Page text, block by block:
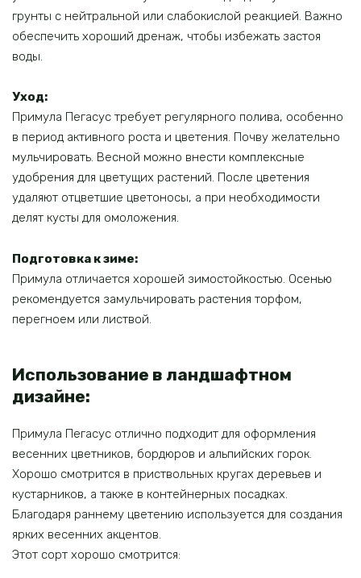
грунты с нейтральной или слабокислой реакцией. Важно
обеспечить хороший дренаж, чтобы избежать застоя
воды.
Уход:
Примула Пегасус требует регулярного полива, особенно
в период активного роста и цветения. Почву желательно
мульчировать. Весной можно внести комплексные
удобрения для цветущих растений. После цветения
удаляют отцветшие цветоносы, а при необходимости
делят кусты для омоложения.
Подготовка к зиме:
Примула отличается хорошей зимостойкостью. Осенью
рекомендуется замульчировать растения торфом,
перегноем или листвой.
Использование в ландшафтном
дизайне:
Примула Пегасус отлично подходит для оформления
весенних цветников, бордюров и альпийских горок.
Хорошо смотрится в приствольных кругах деревьев и
кустарников, а также в контейнерных посадках.
Благодаря раннему цветению используется для создания
ярких весенних акцентов.
Этот сорт хорошо смотрится: